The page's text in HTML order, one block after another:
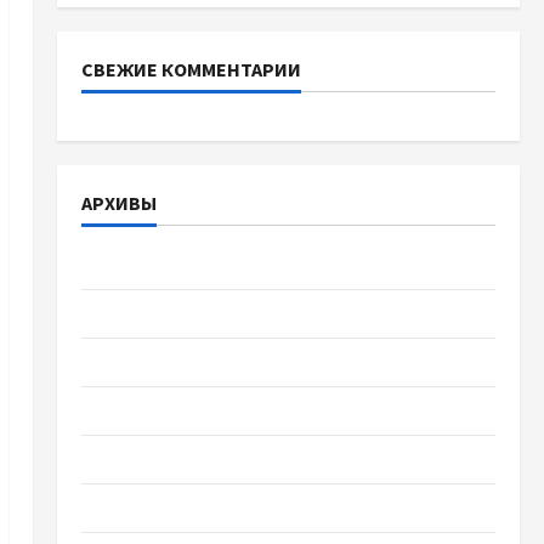
СВЕЖИЕ КОММЕНТАРИИ
АРХИВЫ